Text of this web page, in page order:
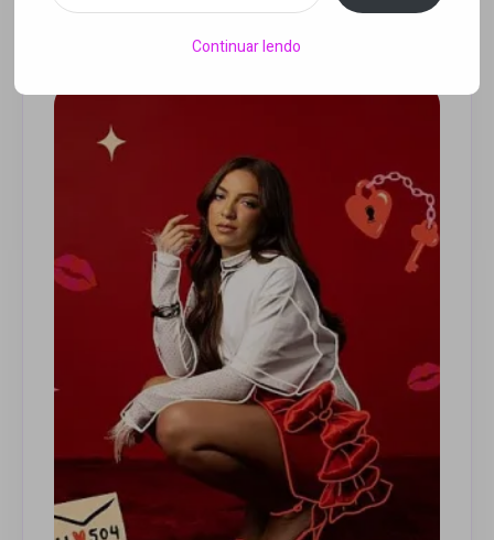
Por Luca Moreira • 04 abr 2025
Continuar lendo